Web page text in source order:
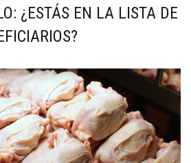
¿ESTÁS EN LA LISTA DE